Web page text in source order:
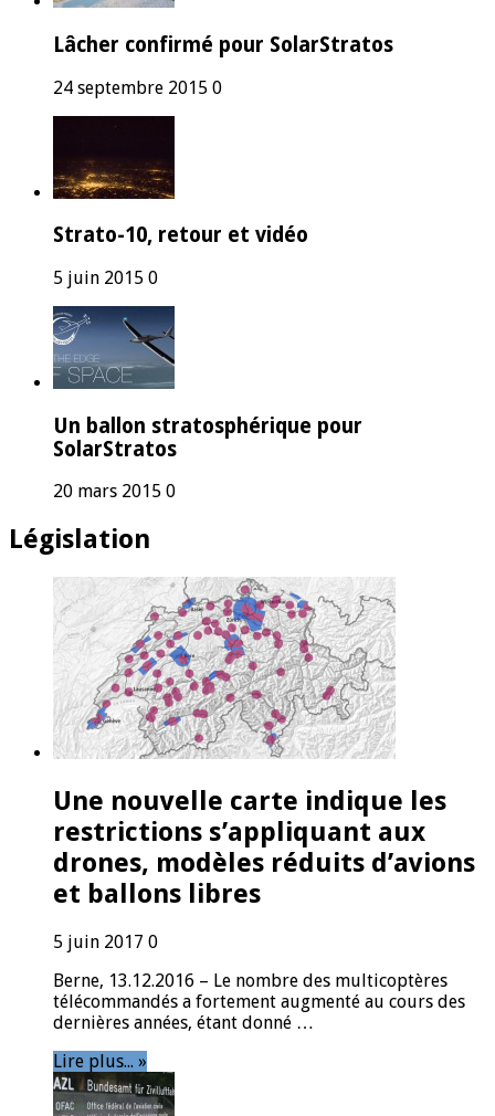
Lâcher confirmé pour SolarStratos
24 septembre 2015 0
Strato-10, retour et vidéo
5 juin 2015 0
Un ballon stratosphérique pour
SolarStratos
20 mars 2015 0
Législation
Une nouvelle carte indique les
restrictions s’appliquant aux
drones, modèles réduits d’avions
et ballons libres
5 juin 2017 0
Berne, 13.12.2016 – Le nombre des multicoptères
télécommandés a fortement augmenté au cours des
dernières années, étant donné …
Lire plus... »